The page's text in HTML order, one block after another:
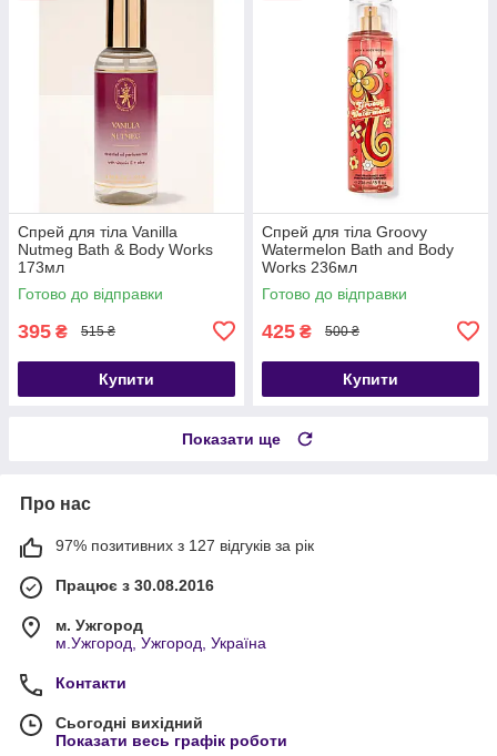
Спрей для тіла Vanilla
Nutmeg Bath & Body Works
173мл
Готово до відправки
395 ₴ 515 ₴
Купити
Спрей для тіла Groovy
Watermelon Bath and Body
Works 236мл
Готово до відправки
425 ₴ 500 ₴
Купити
Показати ще
Про нас
97% позитивних з 127 відгуків за рік
Працює з 30.08.2016
м. Ужгород
м.Ужгород, Ужгород, Україна
Контакти
Сьогодні вихідний
Показати весь графік роботи